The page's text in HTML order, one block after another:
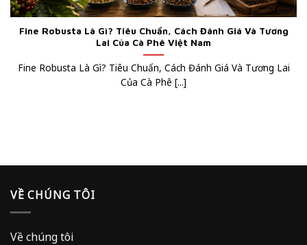
Fine Robusta Là Gì? Tiêu Chuẩn, Cách Đánh Giá Và Tương
Lai Của Cà Phê Việt Nam
Fine Robusta Là Gì? Tiêu Chuẩn, Cách Đánh Giá Và Tương Lai
Của Cà Phê [...]
VỀ CHÚNG TÔI
Về chúng tôi